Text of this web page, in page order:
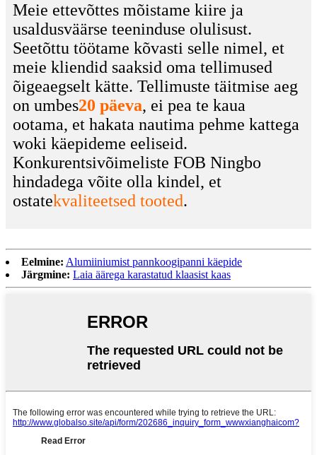
Meie ettevõttes mõistame kiire ja
usaldusväärse teeninduse olulisust.
Seetõttu töötame kõvasti selle nimel, et
meie kliendid saaksid oma tellimused
õigeaegselt kätte. Tellimuste täitmise aeg
on umbes20 päeva, ei pea te kaua
ootama, et hakata nautima pehme kattega
woki käepideme eeliseid.
Konkurentsivõimeliste FOB Ningbo
hindadega võite olla kindel, et
ostatekvaliteetsed tooted.
Eelmine: Alumiiniumist pannkoogipanni käepide
Järgmine: Laia äärega karastatud klaasist kaas